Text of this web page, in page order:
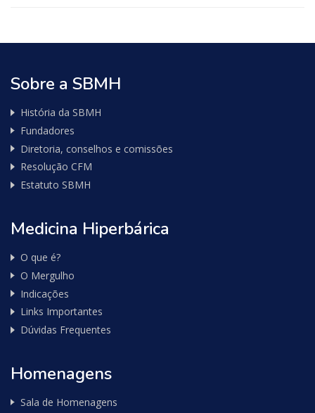
Sobre a SBMH
História da SBMH
Fundadores
Diretoria, conselhos e comissões
Resolução CFM
Estatuto SBMH
Medicina Hiperbárica
O que é?
O Mergulho
Indicações
Links Importantes
Dúvidas Frequentes
Homenagens
Sala de Homenagens